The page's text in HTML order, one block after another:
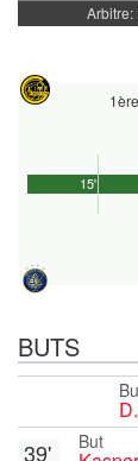
Arbitre:
15'
BUTS
But
39'